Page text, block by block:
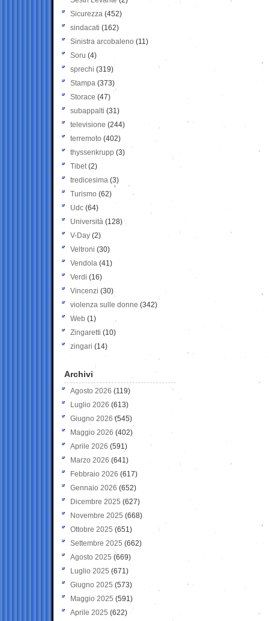
Sicurezza (452)
sindacati (162)
Sinistra arcobaleno (11)
Soru (4)
sprechi (319)
Stampa (373)
Storace (47)
subappalti (31)
televisione(244)
terremoto (402)
thyssenkrupp (3)
Tibet(2)
tredicesima (3)
Turismo (62)
Udc (64)
Università (128)
V-Day (2)
Veltroni (30)
Vendola (41)
Verdi (16)
Vincenzi (30)
violenza sulle donne (342)
Web (1)
Zingaretti (10)
zingari (14)
Archivi
Agosto 2026 (119)
Luglio 2026 (613)
Giugno 2026 (545)
Maggio 2026 (402)
Aprile 2026 (591)
Marzo 2026 (641)
Febbraio 2026 (617)
Gennaio 2026 (652)
Dicembre 2025 (627)
Novembre 2025 (668)
Ottobre 2025 (651)
Settembre 2025 (662)
Agosto 2025 (669)
Luglio 2025 (671)
Giugno 2025 (573)
Maggio 2025 (591)
Aprile 2025 (622)